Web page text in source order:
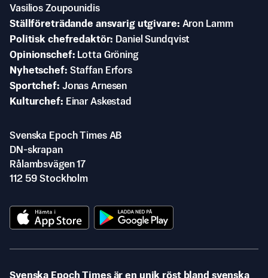
Vasilios Zoupounidis
Ställföreträdande ansvarig utgivare Aron Lamm
Politisk chefredaktör
Daniel Sundqvist
Opinionschef
Lotta Gröning
Nyhetschef Staffan Erfors
Sportchef Jonas Arnesen
Kulturchef
Einar Askestad
Svenska Epoch Times AB
DN-skrapan
Rålambsvägen 17
112 59 Stockholm
Svenska Epoch Times är en unik röst bland svenska